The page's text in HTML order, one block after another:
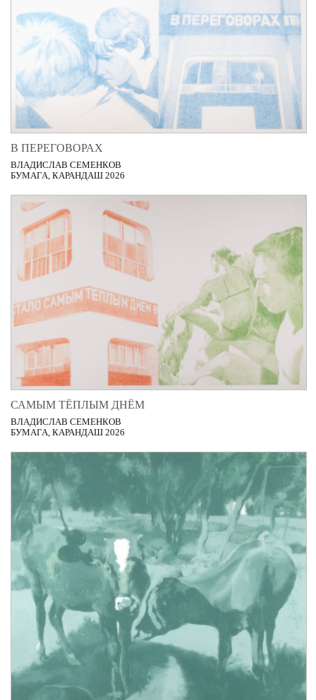
В ПЕРЕГОВОРАХ
ВЛАДИСЛАВ СЕМЕНКОВ
БУМАГА, КАРАНДАШ 2026
САМЫМ ТЁПЛЫМ ДНЁМ
ВЛАДИСЛАВ СЕМЕНКОВ
БУМАГА, КАРАНДАШ 2026